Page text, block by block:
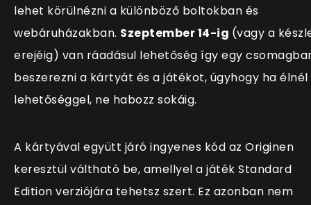
lehet körülnézni a különböző boltokban és
webáruházakban. Szeptember 14-ig (vagy a
erejéig) van ráadásul lehetőség így egy
beszerezni a kártyát és a játékot, úgyhogy ha élnél
lehetőséggel, ne habozz sokáig.
A kártyával együtt járó ingyenes kód az Originen
keresztül váltható be, amellyel a játék Standard
Edition verziójára tehetsz szert. Ez azonban nem